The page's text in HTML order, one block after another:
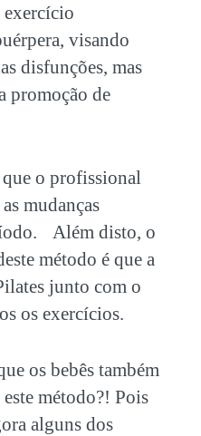
visando
disfunções, mas
promoção de
o profissional
mudanças
Além disto, o
método é que a
junto com o
os exercícios.
os bebês também
método?! Pois
alguns dos